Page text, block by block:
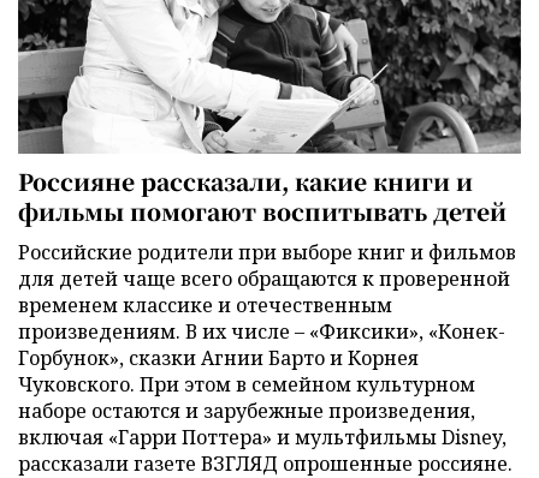
Россияне рассказали, какие книги и
фильмы помогают воспитывать детей
Российские родители при выборе книг и фильмов
для детей чаще всего обращаются к проверенной
временем классике и отечественным
произведениям. В их числе – «Фиксики», «Конек-
Горбунок», сказки Агнии Барто и Корнея
Чуковского. При этом в семейном культурном
наборе остаются и зарубежные произведения,
включая «Гарри Поттера» и мультфильмы Disney,
рассказали газете ВЗГЛЯД опрошенные россияне.